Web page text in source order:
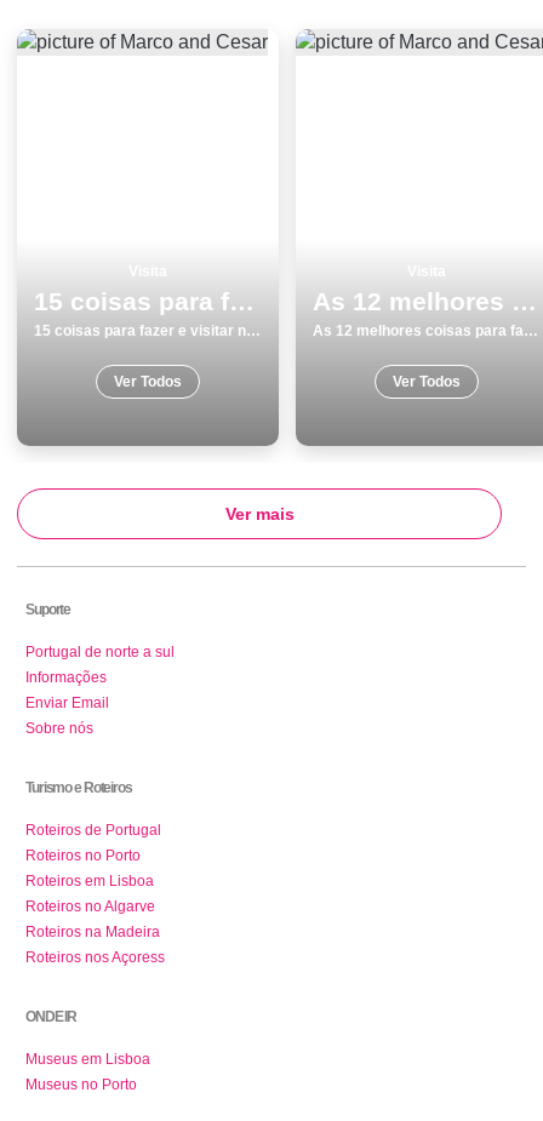
15 coisas para fazer e visitar no inverno em Almada
15 coisas para fazer e visitar no inverno em Almada
Ver Todos
As 12 melhores coisas para fazer e visitar em Matosinhos
As 12 melhores coisas para fazer e visitar em Matosinhos
Ver Todos
Ver mais
Suporte
Portugal de norte a sul
Informações
Enviar Email
Sobre nós
Turismo e Roteiros
Roteiros de Portugal
Roteiros no Porto
Roteiros em Lisboa
Roteiros no Algarve
Roteiros na Madeira
Roteiros nos Açoress
ONDE IR
Museus em Lisboa
Museus no Porto